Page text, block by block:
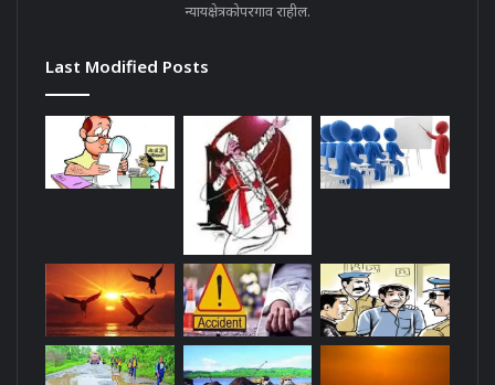
न्यायक्षेत्रकोपरगाव राहील.
Last Modified Posts